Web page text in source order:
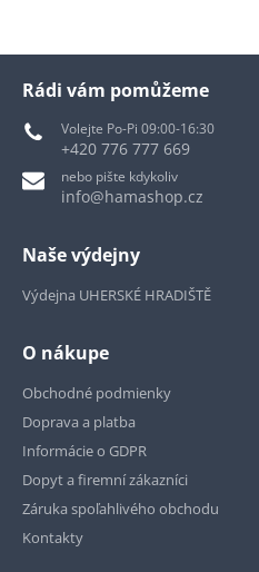
Rádi vám pomůžeme
Volejte Po-Pi 09:00-16:30
+420 776 777 669
nebo pište kdykoliv
info@hamashop.cz
Naše výdejny
Výdejna UHERSKÉ HRADIŠTĚ
O nákupe
Obchodné podmienky
Doprava a platba
Informácie o GDPR
Dopyt a firemní zákazníci
Záruka spoľahlivého obchodu
Kontakty